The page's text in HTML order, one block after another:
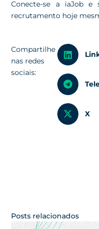
Conecte-se a iaJob e
recrutamento hoje
Compartilhe
nas redes
sociais:
X
Posts relacionados